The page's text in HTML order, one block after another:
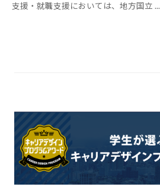
支援・就職支援においては、地方国立 ...